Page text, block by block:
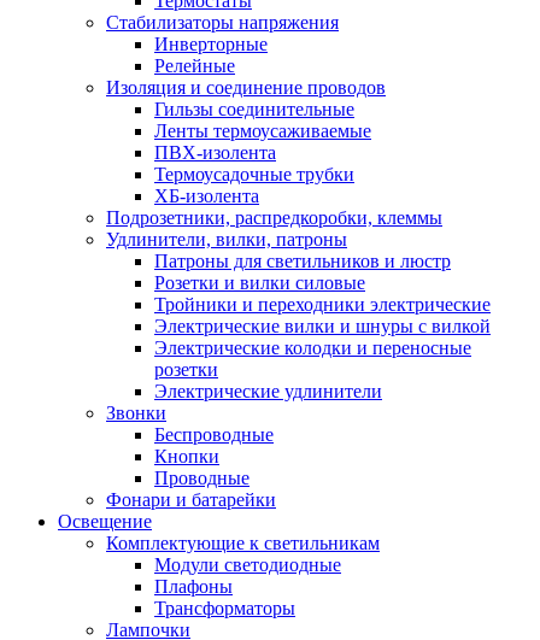
Стабилизаторы напряжения
Инверторные
Релейные
Изоляция и соединение проводов
Гильзы соединительные
Ленты термоусаживаемые
ПВХ-изолента
Термоусадочные трубки
ХБ-изолента
Подрозетники, распредкоробки, клеммы
Удлинители, вилки, патроны
Патроны для светильников и люстр
Розетки и вилки силовые
Тройники и переходники электрические
Электрические вилки и шнуры с вилкой
Электрические колодки и переносные
розетки
Электрические удлинители
Звонки
Беспроводные
Кнопки
Проводные
Фонари и батарейки
Освещение
Комплектующие к светильникам
Модули светодиодные
Плафоны
Трансформаторы
Лампочки